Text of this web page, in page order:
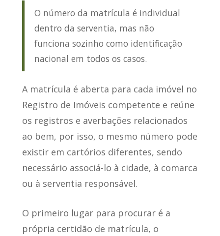
O número da matrícula é individual
dentro da serventia, mas não
funciona sozinho como identificação
nacional em todos os casos.
A matrícula é aberta para cada imóvel no
Registro de Imóveis competente e reúne
os registros e averbações relacionados
ao bem, por isso, o mesmo número pode
existir em cartórios diferentes, sendo
necessário associá-lo à cidade, à comarca
ou à serventia responsável.
O primeiro lugar para procurar é a
própria certidão de matrícula, o